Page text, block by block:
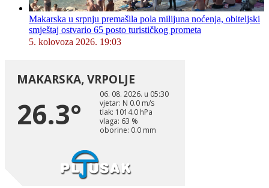
Makarska u srpnju premašila pola milijuna noćenja, obiteljski
smještaj ostvario 65 posto turističkog prometa
5. kolovoza 2026. 19:03